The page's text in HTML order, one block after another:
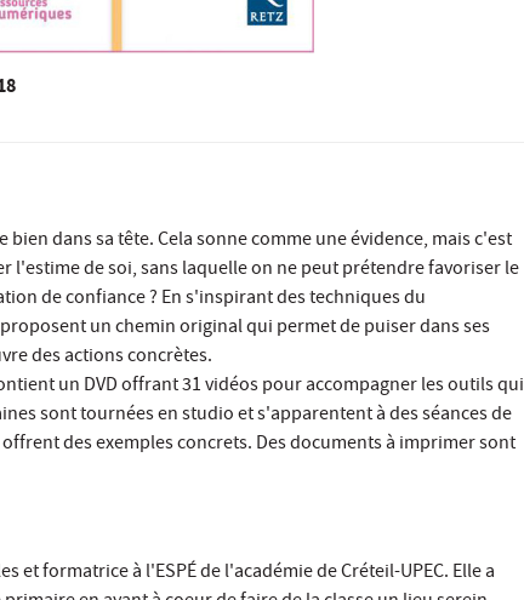
dans sa tête. Cela sonne comme une évidence, mais c'est
l'estime de soi, sans laquelle on ne peut prétendre favoriser le
de confiance ? En s'inspirant des techniques du
un chemin original qui permet de puiser dans ses
des actions concrètes.
un DVD offrant 31 vidéos pour accompagner les outils qui
sont tournées en studio et s'apparentent à des séances de
des exemples concrets. Des documents à imprimer sont
et formatrice à l'ESPÉ de l'académie de Créteil-UPEC. Elle a